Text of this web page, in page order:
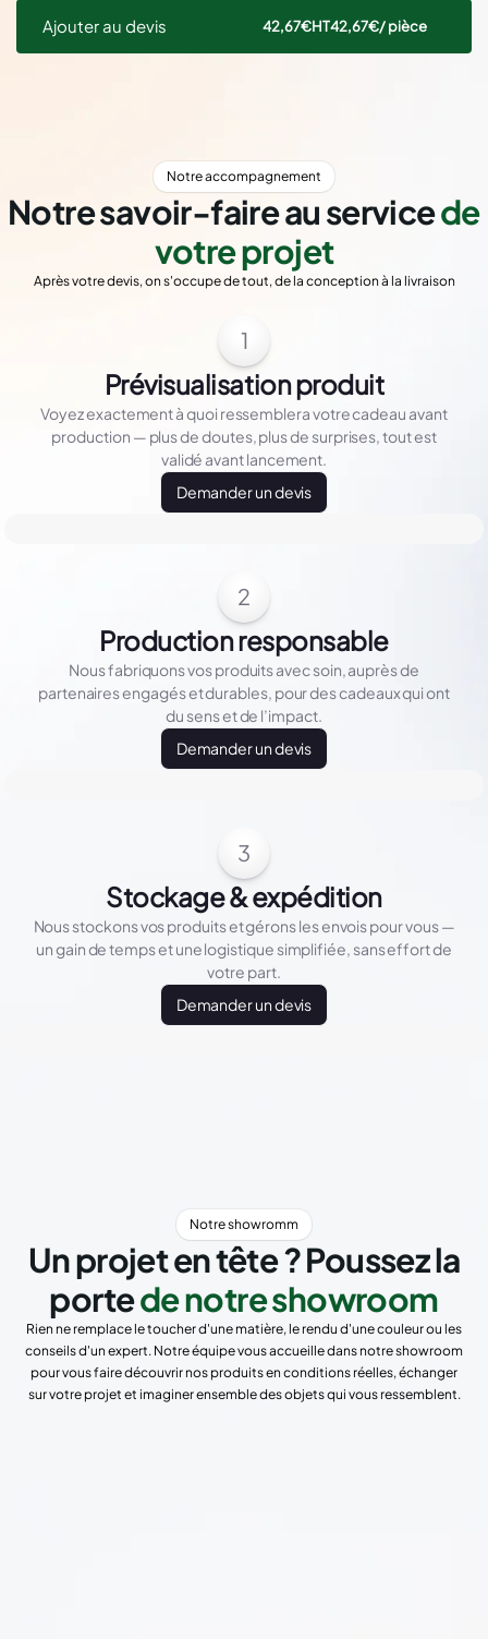
Ajouter au devis 42,67€HT42,67€/ pièce
Notre accompagnement
Notre savoir-faire au servicede
votre projet
Après votre devis, on s'occupe de tout, de la conception à la livraison
1
Prévisualisation produit
Voyez exactement à quoi ressemblera votre cadeau avant
production — plus de doutes, plus de surprises, tout est
validé avant lancement.
Demander un devis
2
Production responsable
Nous fabriquons vos produits avec soin, auprès de
partenaires engagés et durables, pour des cadeaux qui ont
du sens et de l’impact.
Demander un devis
3
Stockage & expédition
Nous stockons vos produits et gérons les envois pour vous —
un gain de temps et une logistique simplifiée, sans effort de
votre part.
Demander un devis
Notre showromm
Un projet en tête ? Poussez la
portede notre showroom
Rien ne remplace le toucher d'une matière, le rendu d'une couleur ou les
conseils d'un expert. Notre équipe vous accueille dans notre showroom
pour vous faire découvrir nos produits en conditions réelles, échanger
sur votre projet et imaginer ensemble des objets qui vous ressemblent.